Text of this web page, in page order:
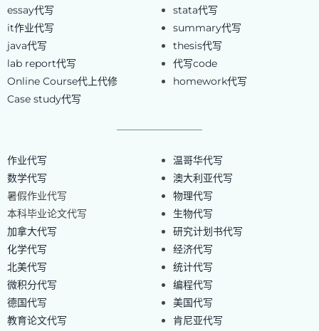
essay代写
it作业代写
java代写
lab report代写
Online Course代上代修
Case study代写
stata代写
summary代写
thesis代写
代写code
homework代写
作业代写
数学代写
暑假作业代写
本科毕业论文代写
加拿大代写
化学代写
北美代写
微积分代写
德国代写
教育论文代写
温哥华代写
澳大利亚代写
物理代写
生物代写
研究计划书代写
经济代写
统计代写
编程代写
美国代写
肯尼亚代写